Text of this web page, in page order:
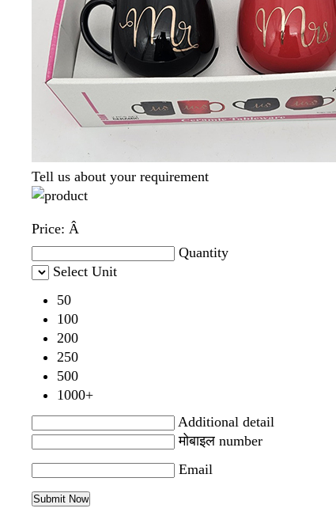
Tell us about your requirement
Price: Â
Quantity
Select Unit
50
100
200
250
500
1000+
Additional detail
मोबाइल number
Email